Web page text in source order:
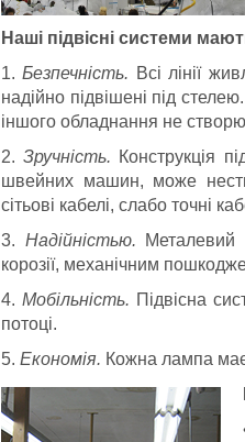
Наші підвісні системи
1.Безпечність. Всі лінії
надійно підвішені під
іншого обладнання не
2.Зручність. Конструкція
швейних машин, може
сітьові кабелі, слабо точні
3. Надійністью. Металевий
корозії, механічним
4.Мобільність. Підвісна
потоці.
5. Економія. Кожна лампа має